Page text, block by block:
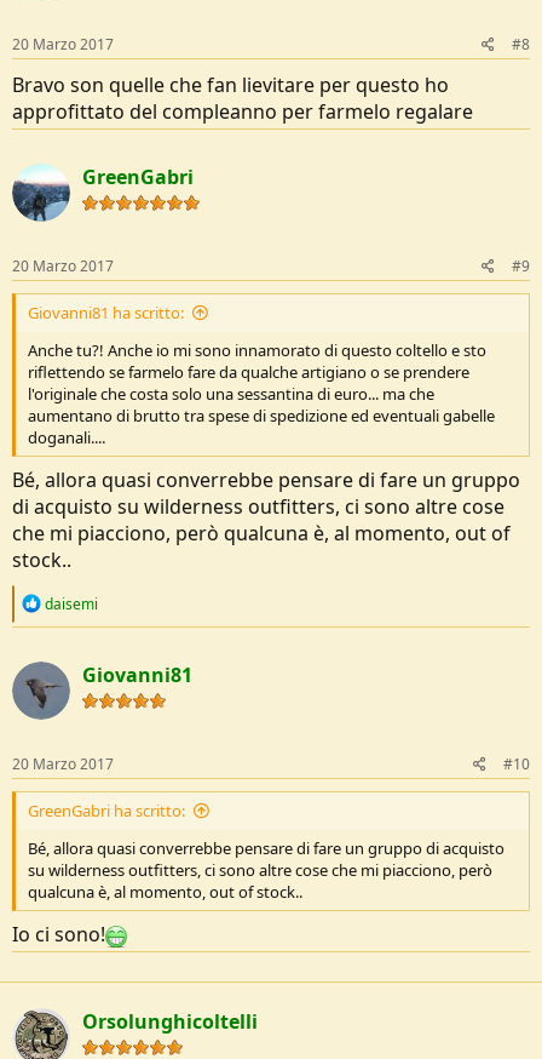
20 Marzo 2017 #8
Bravo son quelle che fan lievitare per questo ho
approfittato del compleanno per farmelo regalare
GreenGabri
20 Marzo 2017 #9
Giovanni81 ha scritto:
Anche tu?! Anche io mi sono innamorato di questo coltello e sto
riflettendo se farmelo fare da qualche artigiano o se prendere
l'originale che costa solo una sessantina di euro... ma che
aumentano di brutto tra spese di spedizione ed eventuali gabelle
doganali....
Bé, allora quasi converrebbe pensare di fare un gruppo
di acquisto su wilderness outfitters, ci sono altre cose
che mi piacciono, però qualcuna è, al momento, out of
stock..
R
c
t
i
o
s
:
daisemi
Giovanni81
20 Marzo 2017 #10
GreenGabri ha scritto:
Bé, allora quasi converrebbe pensare di fare un gruppo di acquisto
su wilderness outfitters, ci sono altre cose che mi piacciono, però
qualcuna è, al momento, out of stock..
Io ci sono!
Orsolunghicoltelli